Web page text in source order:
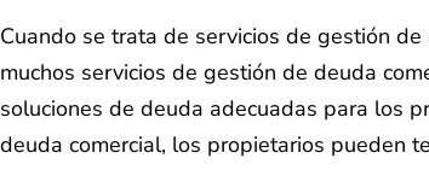
Cuando se trata de servicios de gestión de
muchos servicios de gestión de deuda
soluciones de deuda adecuadas para los
deuda comercial, los propietarios pueden